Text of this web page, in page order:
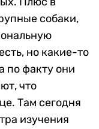
собаки,
но какие-то
по факту они
что
Там сегодня
изучения